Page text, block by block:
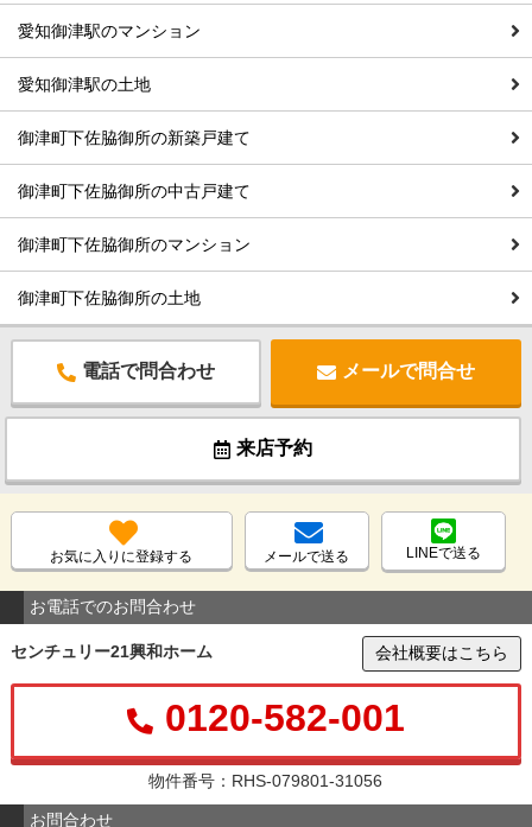
愛知御津駅のマンション
愛知御津駅の土地
御津町下佐脇御所の新築戸建て
御津町下佐脇御所の中古戸建て
御津町下佐脇御所のマンション
御津町下佐脇御所の土地
電話で問合わせ メールで問合せ
来店予約
お気に入りに登録する メールで送る LINEで送る
お電話でのお問合わせ
センチュリー21興和ホーム 会社概要はこちら
0120-582-001
物件番号：RHS-079801-31056
お問合わせ